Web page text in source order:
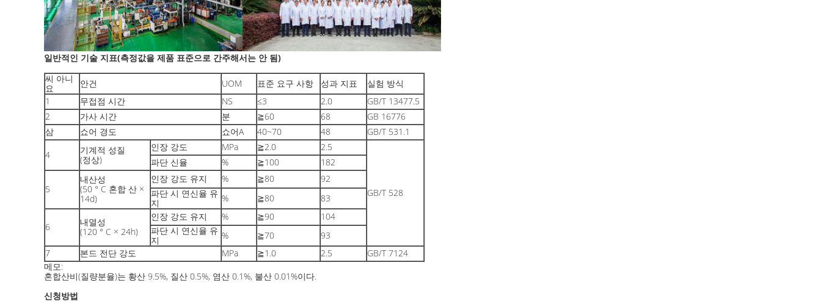
일반적인 기술 지표(측정값을 제품 표준으로 간주해서는 안 됨)
씨 아니
요
안건 UOM 표준 요구 사항 성과 지표
실험 방식
1
무접점 시간 NS ≤3 2.0
GB/T 13477.5
2
가사 시간 분 ≧60 68
GB 16776
삼
쇼어 경도 쇼어A 40~70 48
GB/T 531.1
4
기계적 성질
(정상)
인장 강도 MPa ≧2.0 2.5
GB/T 528
파단 신율 % ≧100 182
5
내산성
(50 ° C 혼합 산 ×
14d)
인장 강도 유지 % ≧80
92
파단 시 연신율 유
지
% ≧80 83
6
내열성
(120 ° C × 24h)
인장 강도 유지 % ≧90
104
파단 시 연신율 유
지
% ≧70
93
7
본드 전단 강도 MPa ≧1.0 2.5
GB/T 7124
메모:
혼합산비(질량분율)는 황산 9.5%, 질산 0.5%, 염산 0.1%, 불산 0.01%이다.
신청방법